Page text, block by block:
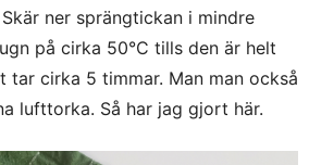
ner sprängtickan i mindre
på cirka 50°C tills den är helt
tar cirka 5 timmar. Man man också
lufttorka. Så har jag gjort här.